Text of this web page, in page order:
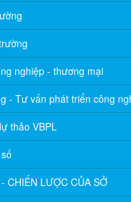
nghiệp - thương mại
- Tư vấn phát triển công
thảo VBPL
CHIẾN LƯỢC CỦA SỞ